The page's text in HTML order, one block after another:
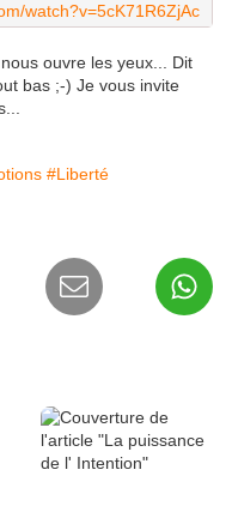
watch?v=5cK71R6ZjAc
ouvre les yeux... Dit
bas ;-) Je vous invite
#Liberté